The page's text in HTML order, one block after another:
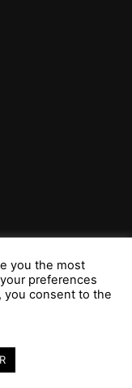
you the most
preferences
you consent to the